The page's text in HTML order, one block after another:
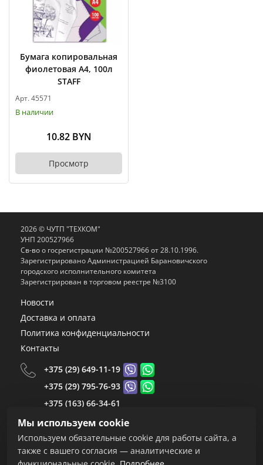
Бумага копировальная
фиолетовая А4, 100л
STAFF
Арт. 45571
В наличии
10.82 BYN
Просмотр
2026 © ЧУТП "ТЕХКОМ"
УНП 200527966
Св-во о госрегистрации №200527966 от 28.10.1996.
Зарегистрировано Администрацией Барановичского
городского исполнительного комитета
Зарегистрирован в торговом реестре №3100
Новости
Доставка и оплата
Политика конфиденциальности
Контакты
+375 (29) 649-11-19
+375 (29) 795-76-93
+375 (163) 66-34-61
+375 (163) 66-34-59
+375 (163) 66-34-55
+375 (163) 67-24-68
Мы используем cookie
Используем обязательные cookie для работы сайта, а
также с вашего согласия — аналитические и